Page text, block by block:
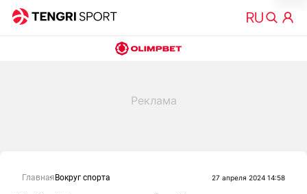
Главная Вокруг спорта 27 апреля 2024 14:58